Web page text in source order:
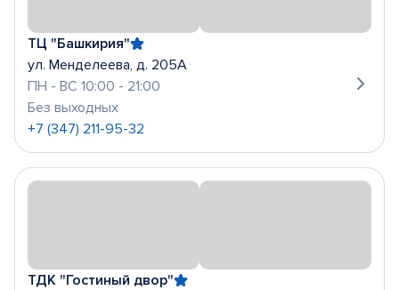
ТЦ "Башкирия"
ул. Менделеева, д. 205А
ПН - ВС 10:00 - 21:00
Без выходных
+7 (347) 211-95-32
ТДК "Гостиный двор"